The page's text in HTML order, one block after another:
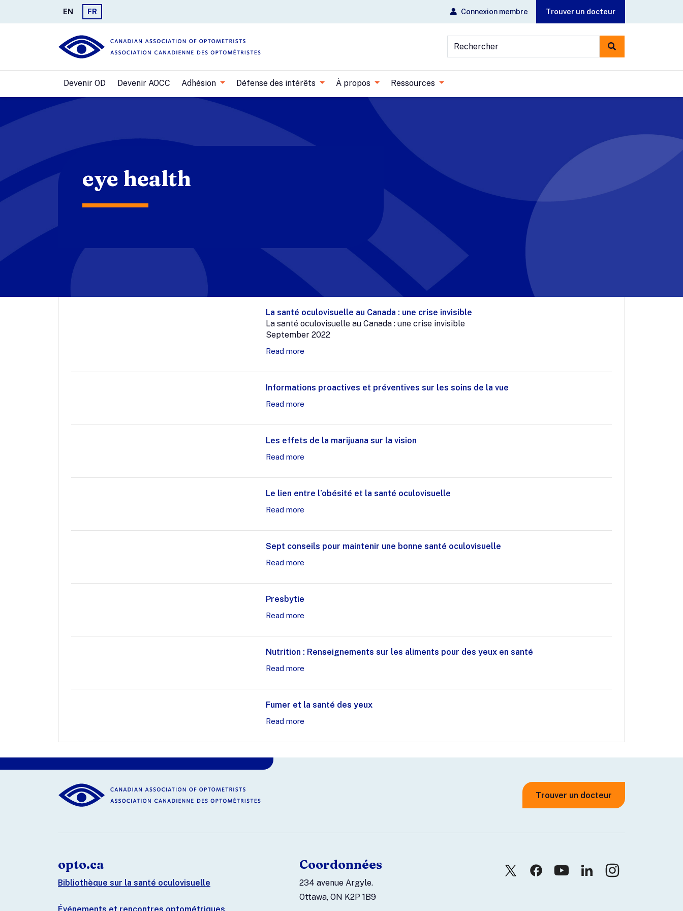
EN FR Connexion membre Trouver un docteur
Rechercher
Devenir OD Devenir AOCC Adhésion Défense des intérêts À propos Ressources
eye health
La santé oculovisuelle au Canada : une crise invisible
La santé oculovisuelle au Canada : une crise invisible
September 2022
Read more
Informations proactives et préventives sur les soins de la vue
Read more
Les effets de la marijuana sur la vision
Read more
Le lien entre l’obésité et la santé oculovisuelle
Read more
Sept conseils pour maintenir une bonne santé oculovisuelle
Read more
Presbytie
Read more
Nutrition : Renseignements sur les aliments pour des yeux en santé
Read more
Fumer et la santé des yeux
Read more
Trouver un docteur
opto.ca
Bibliothèque sur la santé oculovisuelle
Coordonnées
234 avenue Argyle.
Ottawa, ON K2P 1B9